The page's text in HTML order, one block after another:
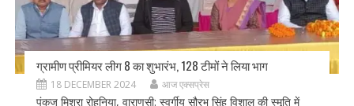
ग्रामीण प्रीमियर लीग 8 का शुभारंभ, 128 टीमों ने लिया भाग
18 DECEMBER 2024 आज एक्सप्रेस
पंकज मिश्रा रोहनिया, वाराणसी: स्वर्गीय सौरभ सिंह विशाल की स्मृति में